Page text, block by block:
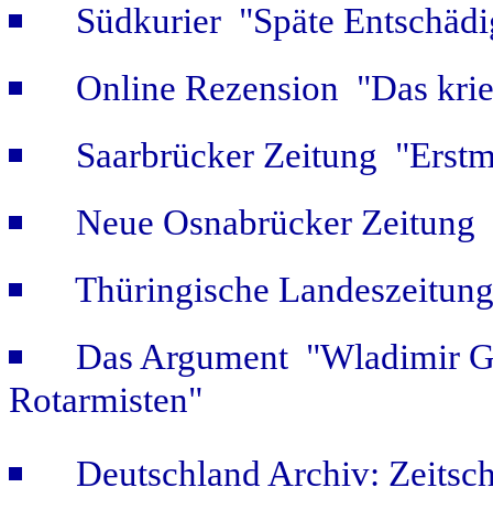
Südkurier "Späte
Online Rezension "Das
Saarbrücker Zeitung
Neue Osnabrücker
Thüringische
Das Argument "Wladimir
Rotarmisten"
Deutschland Archiv: